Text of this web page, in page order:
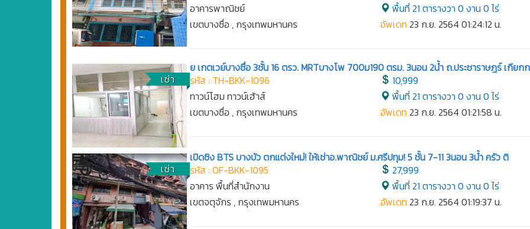
อาคารพาณิชย์
เขตบางซื่อ , กรุงเทพมหานคร
พื้นที่ 21 ตารางวา 0 งาน 0 ไร่
อัพเดท 23 ก.ย. 2564 01:24:12 น.
เช่า
ย เกตเวย์บางซื่อ 3ชั้น 16 ตรว. MRTบางโพ 700ม190 ตรม. 3นอน 2น้ำ ถ.ประชาราษฎร์ เกียก
รหัส : TH-BKK-1096
ทาวน์โฮม ทาวน์เฮ้าส์
เขตบางซื่อ , กรุงเทพมหานคร
10,999
พื้นที่ 21 ตารางวา 0 งาน 0 ไร่
อัพเดท 23 ก.ย. 2564 01:21:58 น.
เช่า
เปิดซิง BTS บางบัว ตกแต่งใหม่! ให้เช่าอ.พาณิชย์ ม.ศรีปทุม! 5 ชั้น 7-11 3นอน 3น้ำ ครัว ติ
รหัส : OF-BKK-1095
อาคาร พื้นที่สำนักงาน
เขตจตุจักร , กรุงเทพมหานคร
27,999
พื้นที่ 21 ตารางวา 0 งาน 0 ไร่
อัพเดท 23 ก.ย. 2564 01:19:37 น.